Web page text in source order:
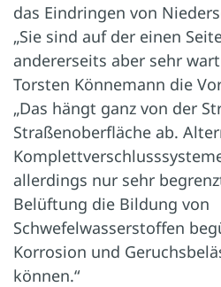
das Eindringen von
„Sie sind auf der einen
andererseits aber sehr
Torsten Könnemann die
„Das hängt ganz von der
Straßenoberfläche ab.
allerdings nur sehr
Belüftung die Bildung von
Schwefelwasserstoffen
Korrosion und
können.“